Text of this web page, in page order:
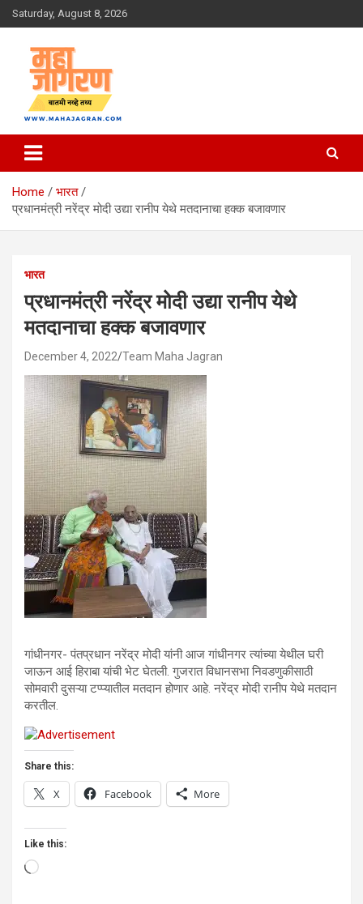
Skip
to
Saturday, August 8, 2026
महा जागरण
Home
भारत
प्रधानमंत्री नरेंद्र मोदी उद्या रानीप येथे मतदानाचा हक्क बजावणार
भारत
प्रधानमंत्री नरेंद्र मोदी उद्या रानीप येथे
मतदानाचा हक्क बजावणार
December 4, 2022 Team Maha Jagran
गांधीनगर- पंतप्रधान नरेंद्र मोदी यांनी आज गांधीनगर त्यांच्या येथील घरी
जाऊन आई हिराबा यांची भेट घेतली. गुजरात विधानसभा निवडणुकीसाठी
सोमवारी दुसऱ्या टप्प्यातील मतदान होणार आहे. नरेंद्र मोदी रानीप येथे मतदान
करतील.
Share this:
X Facebook More
Like this:
Loading…